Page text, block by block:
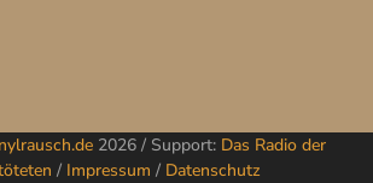
2026 / Support: Das Radio der
/ Impressum / Datenschutz